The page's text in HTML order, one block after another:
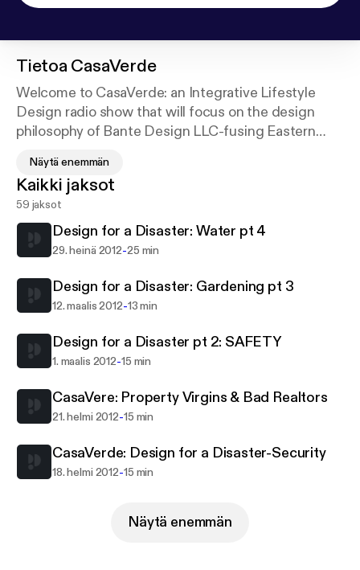
Tietoa CasaVerde
Welcome to CasaVerde: an Integrative Lifestyle
Design radio show that will focus on the design
philosophy of Bante Design LLC-fusing Eastern
sustainable) design principles with the goals and
dreams of clients/listeners. Join us for shows on
eco-friendly design, Feng Shui, picking out GREEN
textiles, floor coverings & how to apply ILD to your
life...not just your space! Make sure to "like" us on
plethora of all things design and join the discussion!
Näytä enemmän
Kaikki jaksot
59 jaksot
Design for a Disaster: Water pt 4
29. heinä 2012-25 min
Design for a Disaster: Gardening pt 3
12. maalis 2012-13 min
Design for a Disaster pt 2: SAFETY
1. maalis 2012-15 min
CasaVere: Property Virgins & Bad Realtors
21. helmi 2012-15 min
CasaVerde: Design for a Disaster-Security
18. helmi 2012-15 min
Näytä enemmän